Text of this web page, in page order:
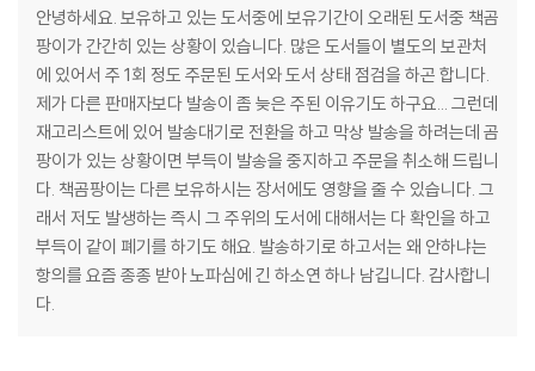
안녕하세요. 보유하고 있는 도서중에 보유기간이 오래된 도서중 책곰
팡이가 간간히 있는 상황이 있습니다. 많은 도서들이 별도의 보관처
에 있어서 주 1회 정도 주문된 도서와 도서 상태 점검을 하곤 합니다.
제가 다른 판매자보다 발송이 좀 늦은 주된 이유기도 하구요... 그런데
재고리스트에 있어 발송대기로 전환을 하고 막상 발송을 하려는데 곰
팡이가 있는 상황이면 부득이 발송을 중지하고 주문을 취소해 드립니
다. 책곰팡이는 다른 보유하시는 장서에도 영향을 줄 수 있습니다. 그
래서 저도 발생하는 즉시 그 주위의 도서에 대해서는 다 확인을 하고
부득이 같이 폐기를 하기도 해요. 발송하기로 하고서는 왜 안하냐는
항의를 요즘 종종 받아 노파심에 긴 하소연 하나 남깁니다. 감사합니
다.